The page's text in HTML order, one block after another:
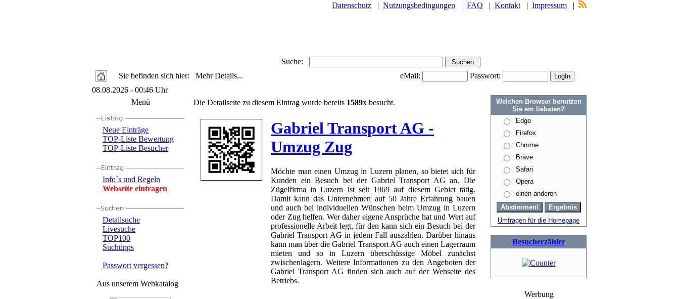
Datenschutz | Nutzungsbedingungen | FAQ | Kontakt | Impressum |
Suche:
Sie befinden sich hier: Mehr Details...
eMail:
Passwort:
08.08.2026 - 00:46 Uhr
Menü
Neue Einträge
TOP-Liste Bewertung
TOP-Liste Besucher
Info´s und Regeln
Webseite eintragen
Detailsuche
Livesuche
TOP100
Suchtipps
Passwort vergessen?
Aus unserem Webkatalog
Die Detailseite zu diesem Eintrag wurde bereits 1589x besucht.
Gabriel Transport AG -
Umzug Zug
Möchte man einen Umzug in Luzern planen, so bietet sich für
Kunden ein Besuch bei der Gabriel Transport AG an. Die
Zügelfirma in Luzern ist seit 1969 auf diesem Gebiet tätig.
Damit kann das Unternehmen auf 50 Jahre Erfahrung bauen
und auch bei individuellen Wünschen beim Umzug in Luzern
oder Zug helfen. Wer daher eigene Ansprüche hat und Wert auf
professionelle Arbeit legt, für den kann sich ein Besuch bei der
Gabriel Transport AG in jedem Fall auszahlen. Darüber hinaus
kann man über die Gabriel Transport AG auch einen Lagerraum
mieten und so in Luzern überschüssige Möbel zunächst
zwischenlagern. Weitere Informationen zu den Angeboten der
Gabriel Transport AG finden sich auch auf der Webseite des
Betriebs.
Welchen Browser benutzen
Sie am liebsten?
Edge
Firefox
Chrome
Brave
Safari
Opera
einen anderen
Umfragen für die Homepage
Besucherzähler
Werbung